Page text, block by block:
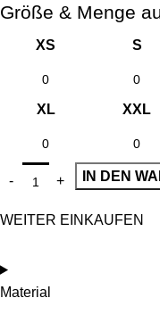
Größe & Menge
XS S
XL XXL
IN DEN
WEITER EINKAUFEN
Material